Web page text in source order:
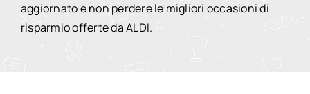
aggiornato e non perdere le migliori occasioni di
risparmio offerte da ALDI.